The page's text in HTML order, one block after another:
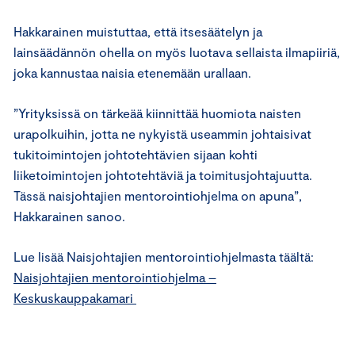
Hakkarainen muistuttaa, että itsesäätelyn ja
lainsäädännön ohella on myös luotava sellaista ilmapiiriä,
joka kannustaa naisia etenemään urallaan.
”Yrityksissä on tärkeää kiinnittää huomiota naisten
urapolkuihin, jotta ne nykyistä useammin johtaisivat
tukitoimintojen johtotehtävien sijaan kohti
liiketoimintojen johtotehtäviä ja toimitusjohtajuutta.
Tässä naisjohtajien mentorointiohjelma on apuna”,
Hakkarainen sanoo.
Lue lisää Naisjohtajien mentorointiohjelmasta täältä:
Naisjohtajien mentorointiohjelma –
Keskuskauppakamari